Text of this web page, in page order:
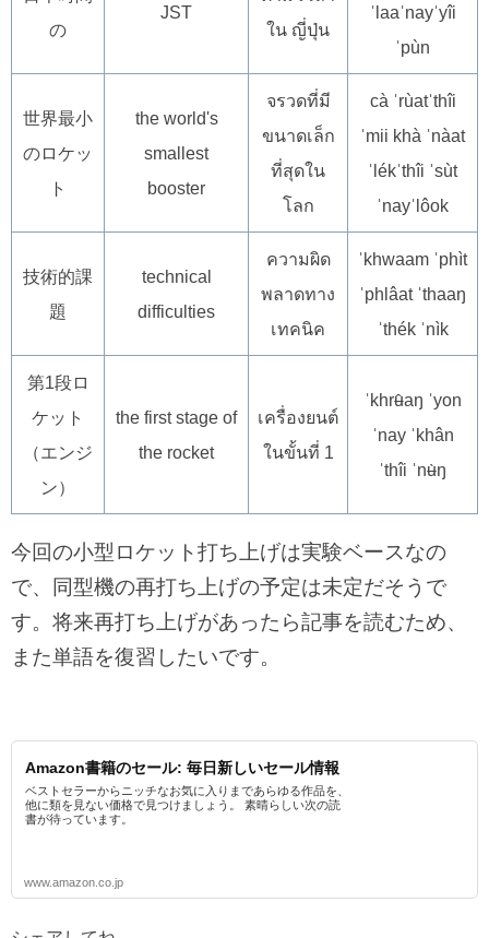
の
JST
ใน ญี่ปุ่น
ˈlaaˈnayˈyîi
ˈpùn
世界最小
のロケッ
ト
the world's
smallest
booster
จรวดที่มี
ขนาดเล็ก
ที่สุดใน
โลก
cà ˈrùatˈthîi
ˈmii khà ˈnàat
ˈlékˈthîi ˈsùt
ˈnayˈlôok
技術的課
題
technical
difficulties
ความผิด
พลาดทาง
เทคนิค
ˈkhwaam ˈphìt
ˈphlâat ˈthaaŋ
ˈthék ˈnìk
第1段ロ
ケット
（エンジ
ン）
the first stage of
the rocket
เครื่องยนต์
ในขั้นที่ 1
ˈkhrʉ̂aŋ ˈyon
ˈnay ˈkhân
ˈthîi ˈnʉ̀ŋ
今回の小型ロケット打ち上げは実験ベースなの
で、同型機の再打ち上げの予定は未定だそうで
す。将来再打ち上げがあったら記事を読むため、
また単語を復習したいです。
Amazon書籍のセール: 毎日新しいセール情報
ベストセラーからニッチなお気に入りまであらゆる作品を、
他に類を見ない価格で見つけましょう。 素晴らしい次の読
書が待っています。
www.amazon.co.jp